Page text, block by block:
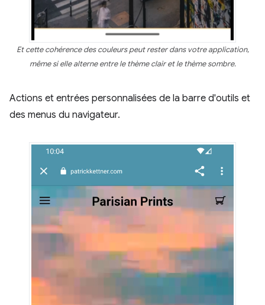
Et cette cohérence des couleurs peut rester dans votre application,
même si elle alterne entre le thème clair et le thème sombre.
Actions et entrées personnalisées de la barre d'outils et
des menus du navigateur.